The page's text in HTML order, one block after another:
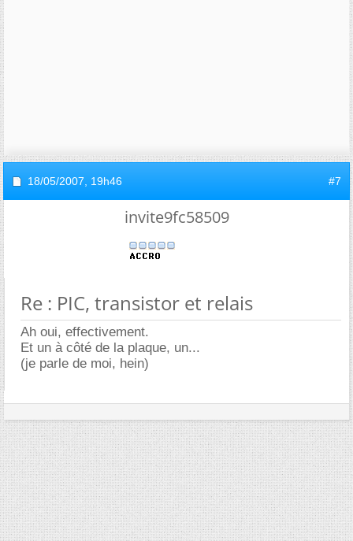
18/05/2007, 19h46 #7
invite9fc58509
Re : PIC, transistor et relais
Ah oui, effectivement.
Et un à côté de la plaque, un...
(je parle de moi, hein)